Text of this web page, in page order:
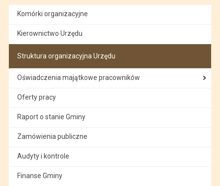
Komórki organizacyjne
Kierownictwo Urzędu
Struktura organizacyjna Urzędu
Oświadczenia majątkowe pracowników
Oferty pracy
Raport o stanie Gminy
Zamówienia publiczne
Audyty i kontrole
Finanse Gminy